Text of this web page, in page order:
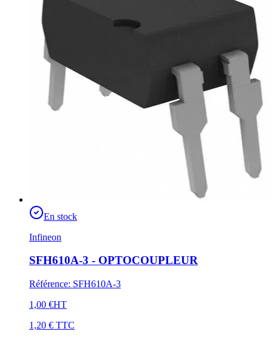
En stock
Infineon
SFH610A-3 - OPTOCOUPLEUR
Référence: SFH610A-3
1,00 €HT
1,20 € TTC